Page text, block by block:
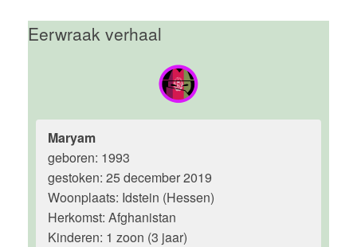
Eerwraak verhaal
Maryam
geboren: 1993
gestoken: 25 december 2019
Woonplaats: Idstein (Hessen)
Herkomst: Afghanistan
Kinderen: 1 zoon (3 jaar)